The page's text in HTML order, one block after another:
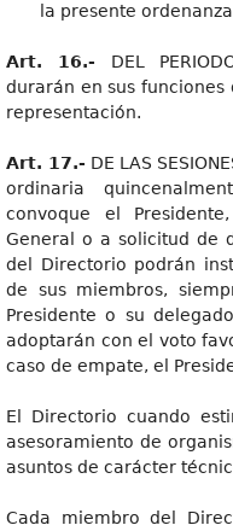
la presente
Art. 16.- DEL
durarán en sus funciones
representación.
Art. 17.- DE LAS
ordinaria
convoque el
General o a solicitud de
del Directorio podrán
de sus miembros,
Presidente o su
adoptarán con el voto
caso de empate, el
El Directorio cuando
asesoramiento de
asuntos de carácter
Cada miembro del